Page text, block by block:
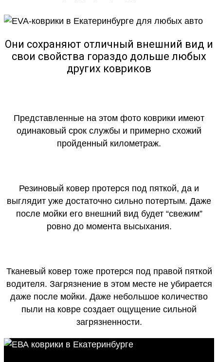
Они сохраняют отличный внешний вид и
свои свойства гораздо дольше любых
других ковриков
Представленные на этом фото коврики имеют
одинаковый срок службы и примерно схожий
пройденный километраж.
Резиновый ковер протерся под пяткой, да и
выглядит уже достаточно сильно потертым. Даже
после мойки его внешний вид будет “свежим”
ровно до момента высыхания.
Тканевый ковер тоже протерся под правой пяткой
водителя. Загрязнение в этом месте не убирается
даже после мойки. Даже небольшое количество
пыли на ковре создает ощущение сильной
загрязненности.